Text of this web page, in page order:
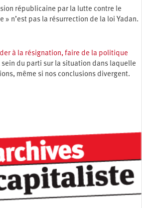
républicaine par la lutte contre le
» n’est pas la résurrection de la loi Yadan.
à la résignation, faire de la politique
sein du parti sur la situation dans laquelle
même si nos conclusions divergent.